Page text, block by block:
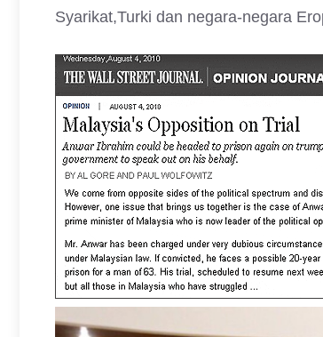
Syarikat,Turki dan negara-negara